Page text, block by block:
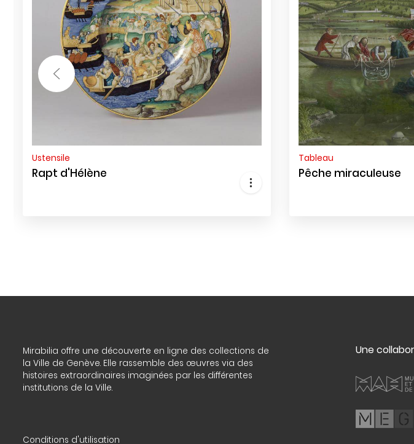
Ustensile
Rapt d'Hélène
Tableau
Pêche miraculeuse
Mirabilia offre une découverte en ligne des collections de
la Ville de Genève. Elle rassemble des œuvres via des
histoires extraordinaires imaginées par les différentes
institutions de la Ville.
Une
Conditions d'utilisation